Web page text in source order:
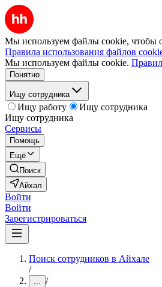
Мы используем файлы cookie, чтобы
Правила использования файлов
Мы используем файлы cookie.
Понятно
Ищу сотрудника
Ищу работу
Ищу сотрудника
Ищу сотрудника
Сервисы
Помощь
Ещё
Поиск
Айхал
Войти
Войти
Зарегистрироваться
Поиск сотрудников в Айхале
/
... /